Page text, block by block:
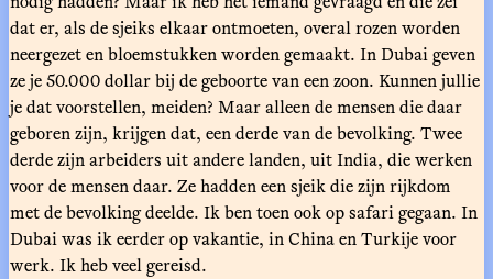
dat er, als de sjeiks elkaar ontmoeten, overal rozen worden
neergezet en bloemstukken worden gemaakt. In Dubai geven
ze je 50.000 dollar bij de geboorte van een zoon. Kunnen jullie
je dat voorstellen, meiden? Maar alleen de mensen die daar
geboren zijn, krijgen dat, een derde van de bevolking. Twee
derde zijn arbeiders uit andere landen, uit India, die werken
voor de mensen daar. Ze hadden een sjeik die zijn rijkdom
met de bevolking deelde. Ik ben toen ook op safari gegaan. In
Dubai was ik eerder op vakantie, in China en Turkije voor
werk. Ik heb veel gereisd.